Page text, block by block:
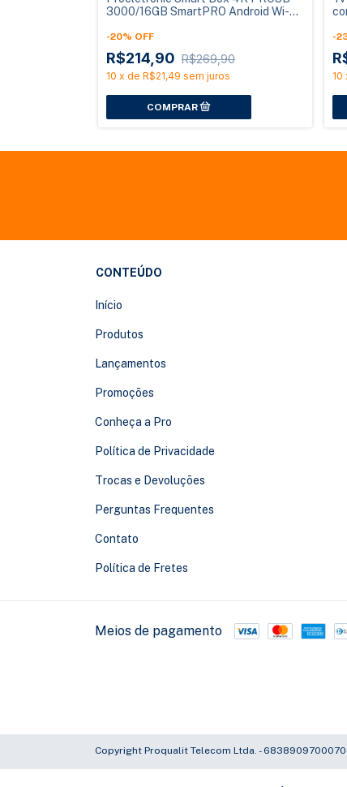
3000/16GB SmartPRO Android Wi-Fi
-20% OFF
R$214,90 R$269,90
10 x de R$21,49 sem juros
-
10
CONTEÚDO
Início
Produtos
Lançamentos
Promoções
Conheça a Pro
Política de Privacidade
Trocas e Devoluções
Perguntas Frequentes
Contato
Política de Fretes
Meios de pagamento
Copyright Proqualit Telecom Ltda. -